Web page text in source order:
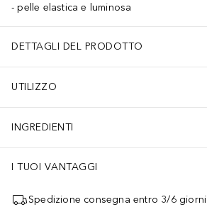
pelle elastica e luminosa
DETTAGLI DEL PRODOTTO
UTILIZZO
INGREDIENTI
I TUOI VANTAGGI
Spedizione consegna entro 3/6 giorni